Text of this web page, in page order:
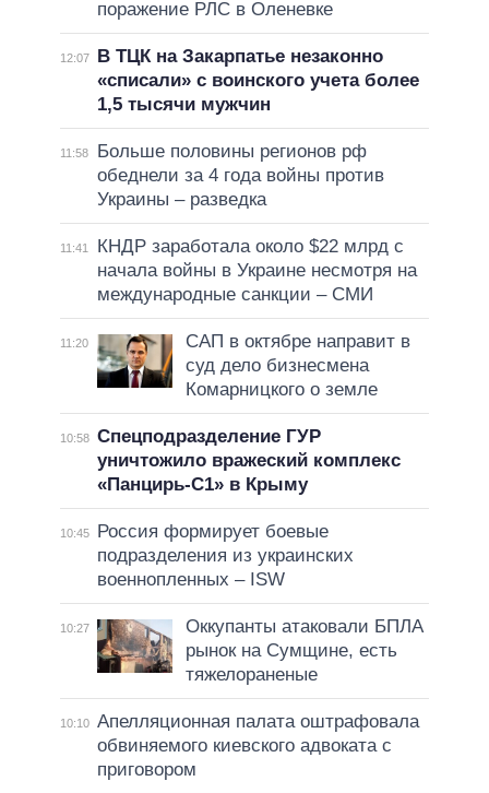
поражение РЛС в Оленевке
12:07
В ТЦК на Закарпатье незаконно
«списали» с воинского учета более
1,5 тысячи мужчин
11:58
Больше половины регионов рф
обеднели за 4 года войны против
Украины – разведка
11:41
КНДР заработала около $22 млрд с
начала войны в Украине несмотря на
международные санкции – СМИ
11:20
САП в октябре направит в
суд дело бизнесмена
Комарницкого о земле
10:58 Спецподразделение ГУР
уничтожило вражеский комплекс
«Панцирь-С1» в Крыму
10:45
Россия формирует боевые
подразделения из украинских
военнопленных – ISW
10:27
Оккупанты атаковали БПЛА
рынок на Сумщине, есть
тяжелораненые
10:10 Апелляционная палата оштрафовала
обвиняемого киевского адвоката с
приговором